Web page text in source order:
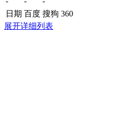
日期 百度 搜狗 360
展开详细列表